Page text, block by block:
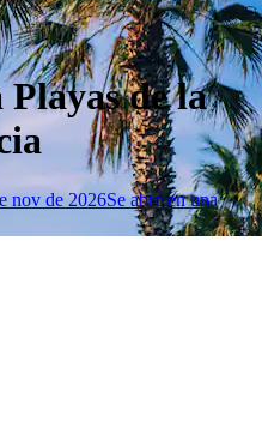
Playas de la
nov de 2026Se abre en una